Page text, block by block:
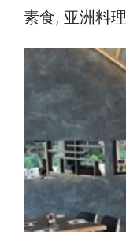
素食, 亚洲料理